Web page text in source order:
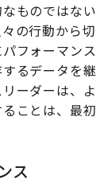
ものではな
の行動から
フォーマン
るデータを
ーダーは、
ことは、最
ス